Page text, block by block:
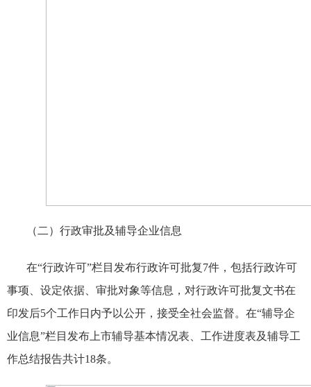
（二）行政审批及辅导企业信息
在“行政许可”栏目发布行政许可批复7件，包括行政许可
事项、设定依据、审批对象等信息，对行政许可批复文书在
印发后5个工作日内予以公开，接受全社会监督。在“辅导企
业信息”栏目发布上市辅导基本情况表、工作进度表及辅导工
作总结报告共计18条。